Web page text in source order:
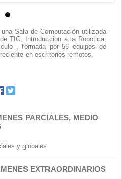
Sala de Computación utilizada
TIC, Introduccion a la Robotica,
, formada por 56 equipos de
en escritorios remotos.
PARCIALES, MEDIO
y globales
EXTRAORDINARIOS